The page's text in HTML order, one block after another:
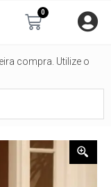
0
Carrinho
compra. Utilize o